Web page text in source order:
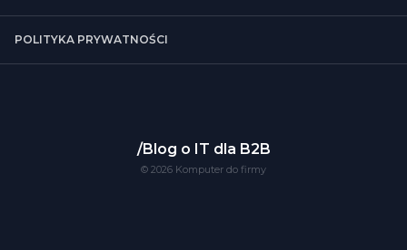
POLITYKA PRYWATNOŚCI
Blog o IT dla B2B
© 2026 Komputer do firmy